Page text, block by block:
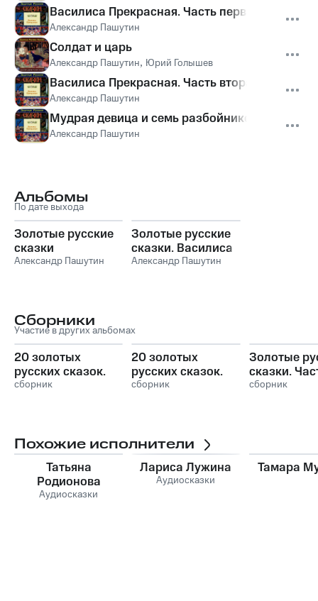
Василиса Прекрасная. Часть первая
Александр Пашутин
Солдат и царь
Александр Пашутин, Юрий Голышев
Василиса Прекрасная. Часть вторая
Александр Пашутин
Мудрая девица и семь разбойников. Часть
Александр Пашутин
Альбомы
По дате выхода
Золотые русские
сказки
Александр Пашутин
Золотые русские
сказки. Василиса
Прекрасная
Александр Пашутин
Сборники
Участие в других альбомах
20 золотых
русских сказок.
Часть 1
сборник
20 золотых
русских сказок.
Часть 2
сборник
Золотые
сказки.
сборник
Похожие исполнители
Татьяна
Родионова
Аудиосказки
Лариса Лужина
Аудиосказки
Тамара